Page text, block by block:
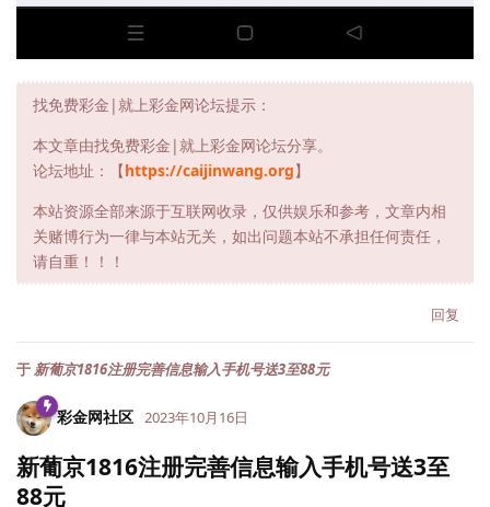
找免费彩金|就上彩金网论坛提示：
本文章由找免费彩金|就上彩金网论坛分享。
论坛地址：【https://caijinwang.org】
本站资源全部来源于互联网收录，仅供娱乐和参考，文章内相
关赌博行为一律与本站无关，如出问题本站不承担任何责任，
请自重！！！
回复
于新葡京1816注册完善信息输入手机号送3至88元
彩金网社区 2023年10月16日
新葡京1816注册完善信息输入手机号送3至
88元